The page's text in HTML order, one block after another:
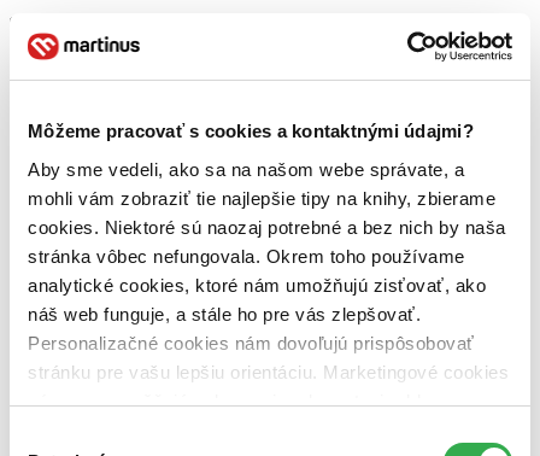
Môžeme pracovať s cookies a kontaktnými údajmi?
Aby sme vedeli, ako sa na našom webe správate, a
mohli vám zobraziť tie najlepšie tipy na knihy, zbierame
cookies. Niektoré sú naozaj potrebné a bez nich by naša
stránka vôbec nefungovala. Okrem toho používame
analytické cookies, ktoré nám umožňujú zisťovať, ako
náš web funguje, a stále ho pre vás zlepšovať.
Personalizačné cookies nám dovoľujú prispôsobovať
stránku pre vašu lepšiu orientáciu. Marketingové cookies
nám zas umožňujú zobrazenie relevantnej reklamy.
Bestsellery
Novinky
Najdrahšie
Najlacnejšie
Najvyššia zľava